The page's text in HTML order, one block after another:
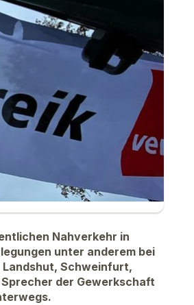
Nahverkehr in
unter anderem bei
Landshut, Schweinfurt,
der Gewerkschaft